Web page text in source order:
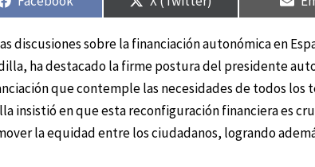
discusiones sobre la financiación autonómica en
ha destacado la firme postura del presidente
que contemple las necesidades de todos los
insistió en que esta reconfiguración financiera es
la equidad entre los ciudadanos, logrando